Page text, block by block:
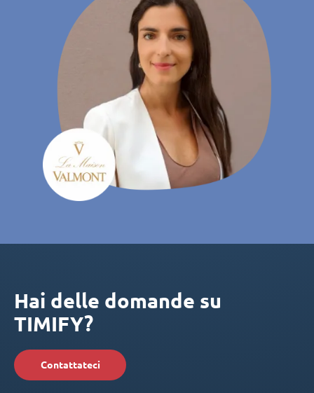
Hai delle domande su
TIMIFY?
Contattateci